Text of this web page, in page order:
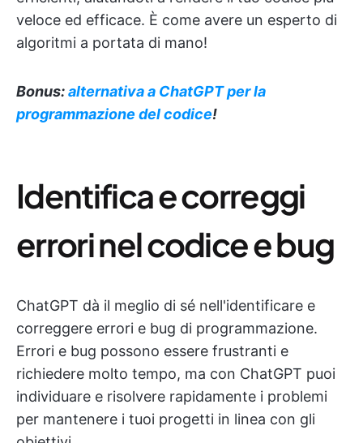
veloce ed efficace. È come avere un esperto di
algoritmi a portata di mano!
Bonus:alternativa a ChatGPT per la
programmazione del codice!
Identifica e correggi
errori nel codice e bug
ChatGPT dà il meglio di sé nell'identificare e
correggere errori e bug di programmazione.
Errori e bug possono essere frustranti e
richiedere molto tempo, ma con ChatGPT puoi
individuare e risolvere rapidamente i problemi
per mantenere i tuoi progetti in linea con gli